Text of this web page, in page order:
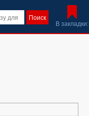
Поиск
В закладки: